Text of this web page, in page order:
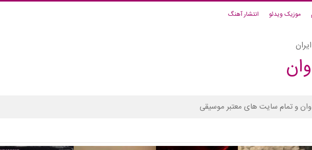
موزیک ویدئو انتشار آهنگ
و تمام سایت های معتبر موسیقی